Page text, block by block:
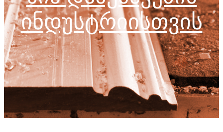
ინდუსტრიისთვის